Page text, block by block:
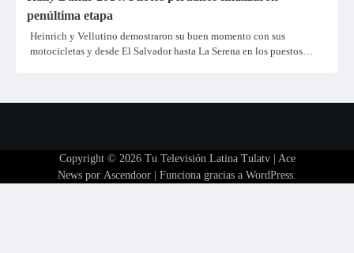
penúltima etapa
Heinrich y Vellutino demostraron su buen momento con sus
motocicletas y desde El Salvador hasta La Serena en los puestos…
Copyright © 2026 Tu Televisión Latina Tulatv| Ace
News por Ascendoor | Funciona gracias a WordPress.